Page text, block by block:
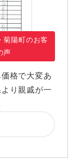
菊陽町のお客
声
格で大変あ
り親戚が一